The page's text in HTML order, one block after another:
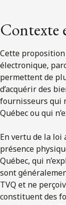
Contexte
Cette
électronique,
permettent de
d’acquérir des
fournisseurs qui
Québec ou qui
En vertu de la loi
présence
Québec, qui
sont
TVQ et ne
constituent des